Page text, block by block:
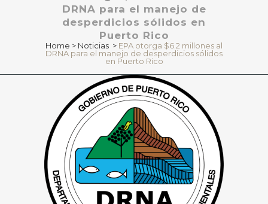
DRNA para el manejo de
desperdicios sólidos en
Puerto Rico
Home > Noticias > EPA otorga $6.2 millones al
DRNA para el manejo de desperdicios sólidos
en Puerto Rico